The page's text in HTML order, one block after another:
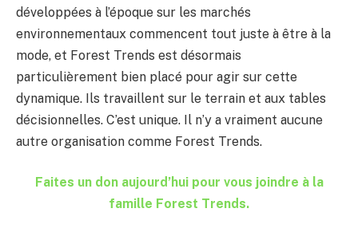
développées à l’époque sur les marchés
environnementaux commencent tout juste à être à la
mode, et Forest Trends est désormais
particulièrement bien placé pour agir sur cette
dynamique. Ils travaillent sur le terrain et aux tables
décisionnelles. C’est unique. Il n’y a vraiment aucune
autre organisation comme Forest Trends.
Faites un don aujourd’hui pour vous joindre à la
famille Forest Trends.